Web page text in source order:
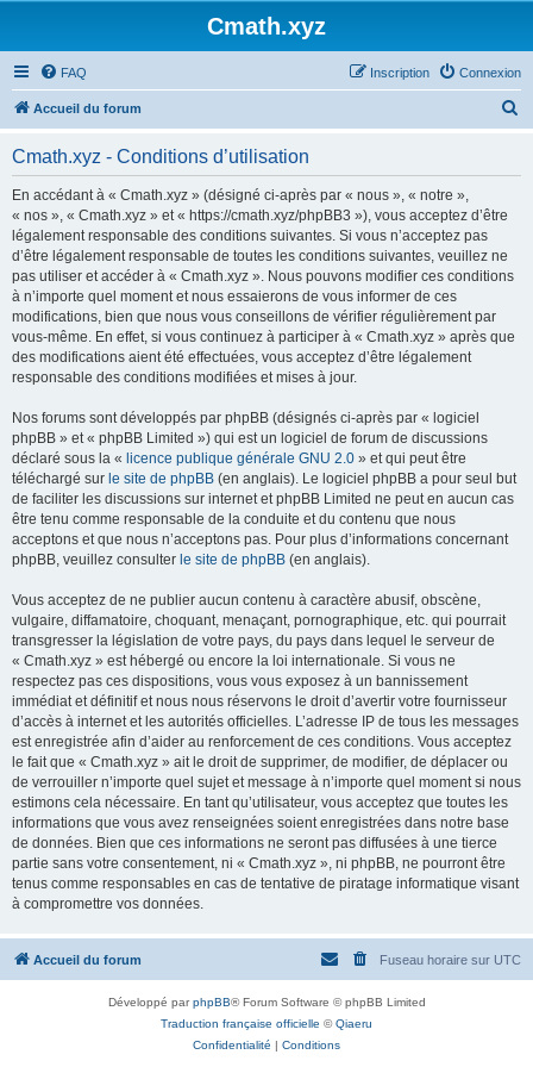
Cmath.xyz
FAQ Connexion
Inscription
Accueil du forum
Cmath.xyz - Conditions d’utilisation
En accédant à « Cmath.xyz » (désigné ci-après par « nous », « notre »,
« nos », « Cmath.xyz » et « https://cmath.xyz/phpBB3 »), vous acceptez d’être
légalement responsable des conditions suivantes. Si vous n’acceptez pas
d’être légalement responsable de toutes les conditions suivantes, veuillez ne
pas utiliser et accéder à « Cmath.xyz ». Nous pouvons modifier ces conditions
à n’importe quel moment et nous essaierons de vous informer de ces
modifications, bien que nous vous conseillons de vérifier régulièrement par
vous-même. En effet, si vous continuez à participer à « Cmath.xyz » après que
des modifications aient été effectuées, vous acceptez d’être légalement
responsable des conditions modifiées et mises à jour.
Nos forums sont développés par phpBB (désignés ci-après par « logiciel
phpBB » et « phpBB Limited ») qui est un logiciel de forum de discussions
déclaré sous la « licence publique générale GNU 2.0 » et qui peut être
téléchargé sur le site de phpBB (en anglais). Le logiciel phpBB a pour seul but
de faciliter les discussions sur internet et phpBB Limited ne peut en aucun cas
être tenu comme responsable de la conduite et du contenu que nous
acceptons et que nous n’acceptons pas. Pour plus d’informations concernant
phpBB, veuillez consulter le site de phpBB (en anglais).
Vous acceptez de ne publier aucun contenu à caractère abusif, obscène,
vulgaire, diffamatoire, choquant, menaçant, pornographique, etc. qui pourrait
transgresser la législation de votre pays, du pays dans lequel le serveur de
« Cmath.xyz » est hébergé ou encore la loi internationale. Si vous ne
respectez pas ces dispositions, vous vous exposez à un bannissement
immédiat et définitif et nous nous réservons le droit d’avertir votre fournisseur
d’accès à internet et les autorités officielles. L’adresse IP de tous les messages
est enregistrée afin d’aider au renforcement de ces conditions. Vous acceptez
le fait que « Cmath.xyz » ait le droit de supprimer, de modifier, de déplacer ou
de verrouiller n’importe quel sujet et message à n’importe quel moment si nous
estimons cela nécessaire. En tant qu’utilisateur, vous acceptez que toutes les
informations que vous avez renseignées soient enregistrées dans notre base
de données. Bien que ces informations ne seront pas diffusées à une tierce
partie sans votre consentement, ni « Cmath.xyz », ni phpBB, ne pourront être
tenus comme responsables en cas de tentative de piratage informatique visant
à compromettre vos données.
Accueil du forum Fuseau horaire sur UTC
Développé parphpBB® Forum Software © phpBB Limited
Traduction française officielle ©Qiaeru
Confidentialité | Conditions